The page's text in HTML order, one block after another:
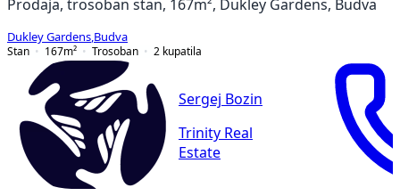
Prodaja, trosoban stan, 167m², Dukley Gardens, Budva
Dukley Gardens Budva
Stan
167m² Trosoban 2 kupatila
Sergej Bozin
Trinity Real
Estate